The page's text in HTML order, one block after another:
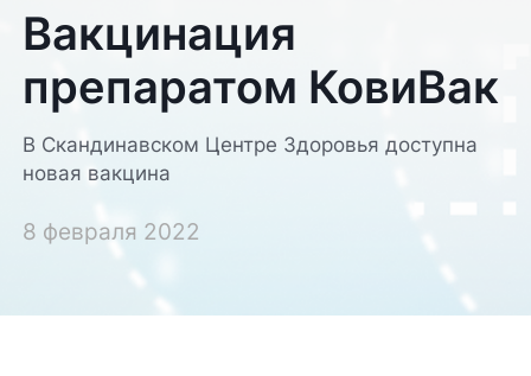
Вакцинация
препаратом КовиВак
В Скандинавском Центре Здоровья доступна
новая вакцина
8 февраля 2022